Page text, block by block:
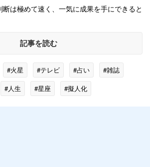
は極めて速く、一気に成果を手にできると
記事を読む
#火星 #テレビ #占い
#雑誌
#人生 #星座 #擬人化